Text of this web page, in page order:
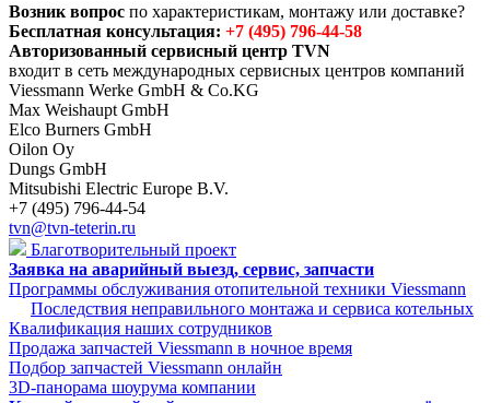
Возник вопрос по характеристикам, монтажу или доставке?
Бесплатная консультация: +7 (495) 796-44-58
Авторизованный сервисный центр TVN
входит в сеть международных сервисных центров компаний
Viessmann Werke GmbH & Co.KG
Max Weishaupt GmbH
Elco Burners GmbH
Oilon Oy
Dungs GmbH
Mitsubishi Electric Europe B.V.
+7 (495) 796-44-54
tvn@tvn-teterin.ru
Благотворительный проект
Заявка на аварийный выезд, сервис, запчасти
Программы обслуживания отопительной техники Viessmann
Последствия неправильного монтажа и сервиса котельных
Квалификация наших сотрудников
Продажа запчастей Viessmann в ночное время
Подбор запчастей Viessmann онлайн
3D-панорама шоурума компании